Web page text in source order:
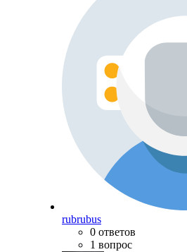
rubrubus
0 ответов
1 вопрос